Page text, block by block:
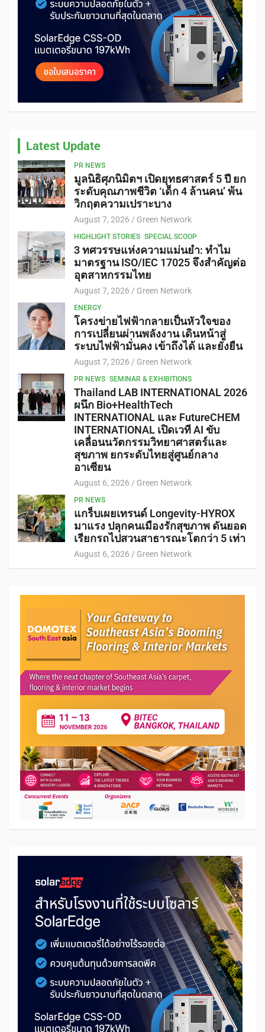
Latest Update
PR NEWS
มูลนิธิศุภนิมิตฯ เปิดยุทธศาสตร์ 5 ปี ยก
ระดับคุณภาพชีวิต ‘เด็ก 4 ล้านคน’ พ้น
วิกฤตความเปราะบาง
August 7, 2026 Green Network
HIGHLIGHT STORIES SPECIAL SCOOP
3 ทศวรรษแห่งความแม่นยำ: ทำไม
มาตรฐาน ISO/IEC 17025 จึงสำคัญต่อ
อุตสาหกรรมไทย
August 7, 2026 Green Network
ENERGY
โครงข่ายไฟฟ้ากลายเป็นหัวใจของ
การเปลี่ยนผ่านพลังงาน เดินหน้าสู่
ระบบไฟฟ้ามั่นคง เข้าถึงได้ และยั่งยืน
August 7, 2026 Green Network
PR NEWS SEMINAR & EXHIBITIONS
Thailand LAB INTERNATIONAL 2026
ผนึก Bio+HealthTech
INTERNATIONAL และ FutureCHEM
INTERNATIONAL เปิดเวที AI ขับ
เคลื่อนนวัตกรรมวิทยาศาสตร์และ
สุขภาพ ยกระดับไทยสู่ศูนย์กลาง
อาเซียน
August 6, 2026 Green Network
PR NEWS
แกร็บเผยเทรนด์ Longevity-HYROX
มาแรง ปลุกคนเมืองรักสุขภาพ ดันยอด
เรียกรถไปสวนสาธารณะโตกว่า 5 เท่า
August 6, 2026 Green Network